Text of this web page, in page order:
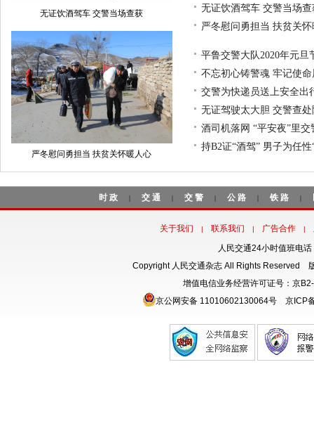
无证饮酒驾车 交警当场查获
严冬慰问勇担当 扶贫关怀暖人心
无证饮酒驾车 交警当场查
严冬慰问勇担当 扶贫关
平鲁交警大队2020年元旦
不忘初心铸警魂 牢记使
交警为快递员送上安全出
无证驾驶太大胆 交警查
酒司机落网 “平安夜”里交
持B2证“酒驾” 男子为任性
时政 | 交通 | 交警 | 公路 | 铁路 |
关于我们 | 联系我们 | 广告合作 |
人民交通24小时值班电
Copyright 人民交通杂志 All Rights Reserved
增值电信业务经营许可证号：京
京公网安备 11010602130064号
京ICP